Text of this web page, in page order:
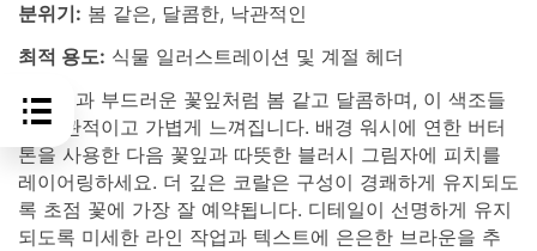
분위기: 봄 같은, 달콤한, 낙관적인
최적 용도: 식물 일러스트레이션 및 계절 헤더
버터컵과 부드러운 꽃잎처럼 봄 같고 달콤하며, 이 색조들
은 낙관적이고 가볍게 느껴집니다. 배경 워시에 연한 버터
톤을 사용한 다음 꽃잎과 따뜻한 블러시 그림자에 피치를
레이어링하세요. 더 깊은 코랄은 구성이 경쾌하게 유지되도
록 초점 꽃에 가장 잘 예약됩니다. 디테일이 선명하게 유지
되도록 미세한 라인 작업과 텍스트에 은은한 브라운을 추